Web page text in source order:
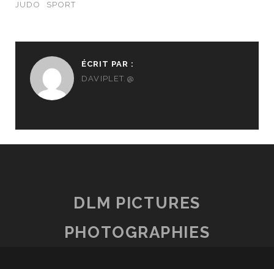
JUDO SPORT
ÉCRIT PAR :
DAVIPLET.@
DLM PICTURES
PHOTOGRAPHIES